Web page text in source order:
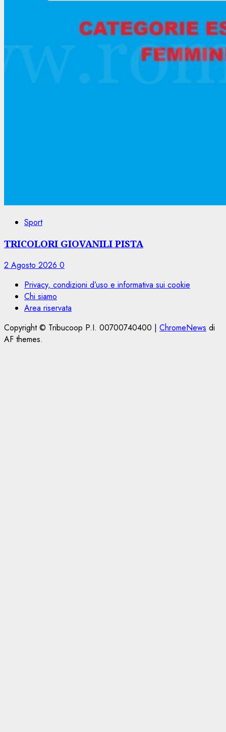
Sport
TRICOLORI GIOVANILI PISTA
2 Agosto 2026 0
Privacy, condizioni d’uso e informativa sui cookie
Chi siamo
Area riservata
Copyright © Tribucoop P.I. 00700740400 | ChromeNews di
AF themes.